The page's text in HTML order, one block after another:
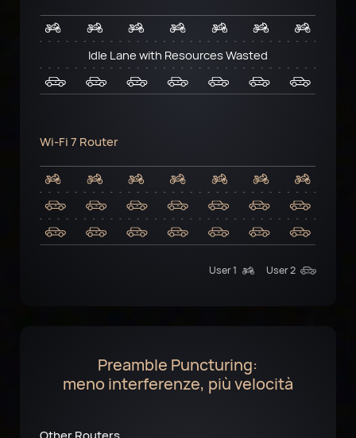
Idle Lane with Resources Wasted
Wi-Fi 7 Router
User 1 User 2
Preamble Puncturing:
meno interferenze, più velocità